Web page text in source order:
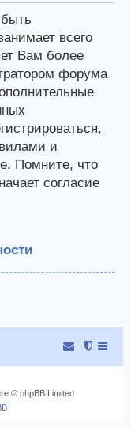
всего
Вам более
форума
и
Помните, что
согласие
© phpBB Limited